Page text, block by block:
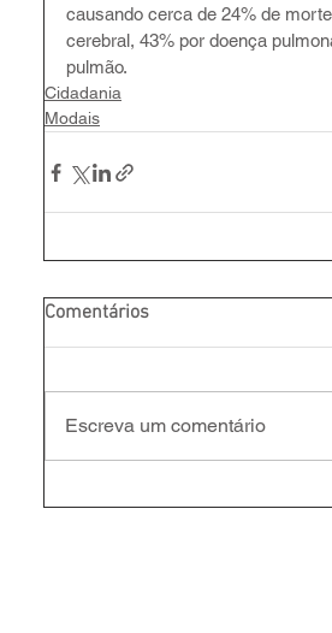
causando cerca de 24% de
cerebral, 43% por doença
pulmão.
Cidadania
Modais
Comentários
Escreva um comentário